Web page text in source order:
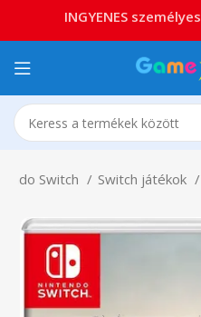
Switch Switch játékok
INGYENES